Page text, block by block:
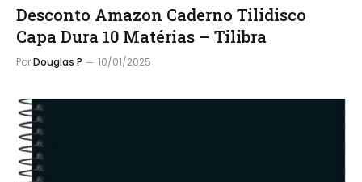
Desconto Amazon Caderno Tilidisco
Capa Dura 10 Matérias – Tilibra
PorDouglas P 10/01/2025